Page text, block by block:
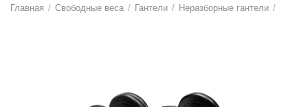
Главная / Свободные веса / Гантели / Неразборные гантели /